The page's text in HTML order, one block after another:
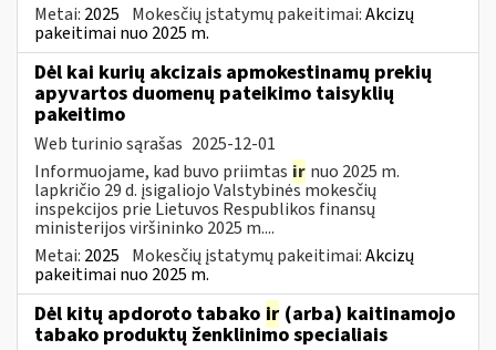
Metai: 2025 Mokesčių įstatymų pakeitimai:Akcizų
pakeitimai nuo 2025 m.
Dėl kai kurių akcizais apmokestinamų prekių
apyvartos duomenų pateikimo taisyklių
pakeitimo
Web turinio sąrašas 2025-12-01
Informuojame, kad buvo priimtas ir nuo 2025 m.
lapkričio 29 d. įsigaliojo Valstybinės mokesčių
inspekcijos prie Lietuvos Respublikos finansų
ministerijos viršininko 2025 m....
Metai: 2025 Mokesčių įstatymų pakeitimai:Akcizų
pakeitimai nuo 2025 m.
Dėl kitų apdoroto tabako ir (arba) kaitinamojo
tabako produktų ženklinimo specialiais